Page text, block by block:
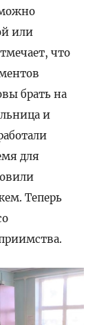
или
что
брать на
и
для
Теперь